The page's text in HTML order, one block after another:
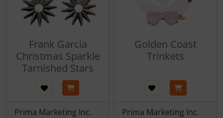
Frank Garcia
Christmas Sparkle
Tarnished Stars
Prima Marketing Inc.
Golden Coast
Trinkets
Prima Marketing Inc.